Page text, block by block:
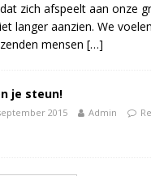
zich afspeelt aan onze
langer aanzien. We
mensen […]
je steun!
2015 Admin